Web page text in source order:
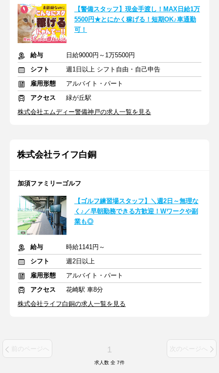
【警備スタッフ】現金手渡し！MAX日給1万
5500円★とにかく稼げる！短期OK♪車通勤
可！
給与
日給9000円～1万5500円
シフト
週1日以上 シフト自由・自己申告
雇用形態
アルバイト・パート
アクセス
緑が丘駅
株式会社エムディー警備神戸の求人一覧を見る
株式会社ライフ白銅
加須ファミリーゴルフ
【ゴルフ練習場スタッフ】＼週2日～無理な
く♪／早朝勤務できる方歓迎！Wワークや副
業も◎
給与
時給1141円～
シフト
週2日以上
雇用形態
アルバイト・パート
アクセス
花崎駅 車8分
株式会社ライフ白銅の求人一覧を見る
前のページへ 1 次のページへ
求人数 全 7件